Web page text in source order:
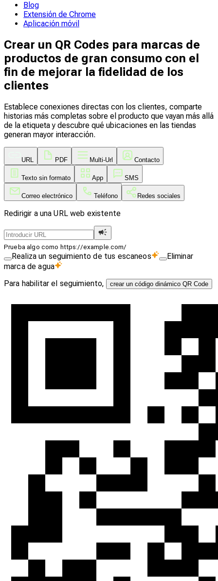
Blog
Extensión de Chrome
Aplicación móvil
Crear un QR Codes para marcas de
productos de gran consumo con el
fin de mejorar la fidelidad de los
clientes
Establece conexiones directas con los clientes, comparte
historias más completas sobre el producto que vayan más allá
de la etiqueta y descubre qué ubicaciones en las tiendas
generan mayor interacción.
URL PDF Multi-Url Contacto
Texto sin formato App SMS
Correo electrónico Teléfono Redes sociales
Redirigir a una URL web existente
Prueba algo como https://example.com/
Realiza un seguimiento de tus escaneos
Eliminar
marca de agua
Para habilitar el seguimiento,
crear un código dinámico QR Code